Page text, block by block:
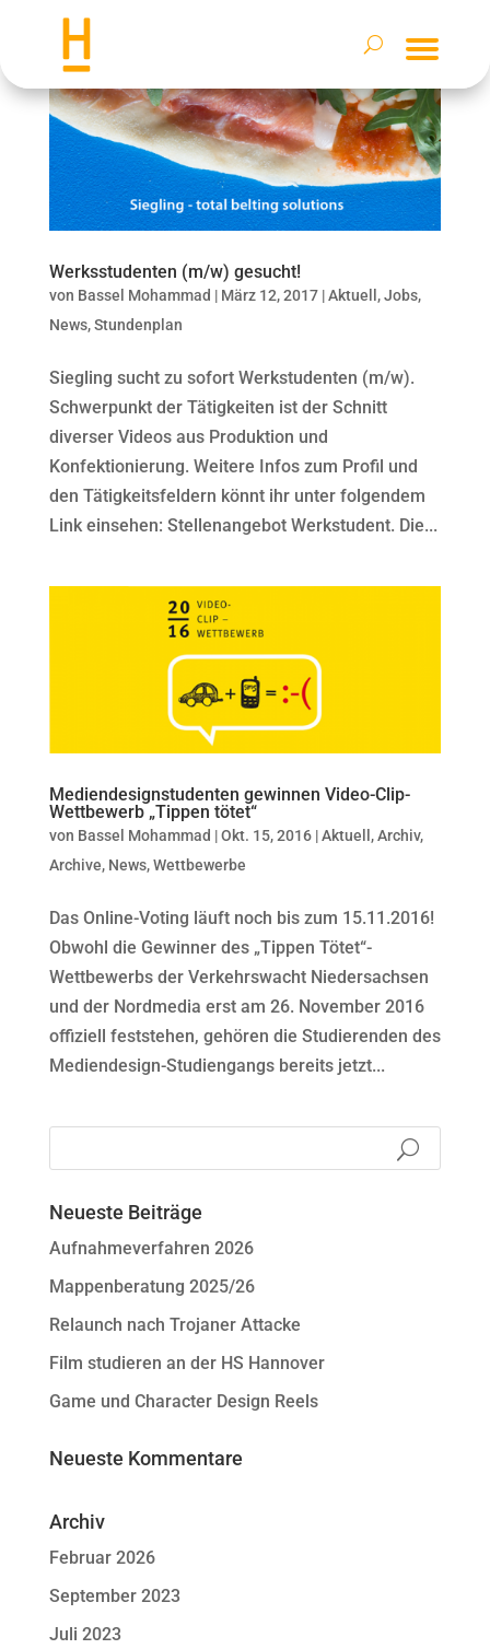
Werksstudenten (m/w) gesucht!
von Bassel Mohammad | März 12, 2017|Aktuell ,Jobs,
News,Stundenplan
Siegling sucht zu sofort Werkstudenten (m/w).
Schwerpunkt der Tätigkeiten ist der Schnitt
diverser Videos aus Produktion und
Konfektionierung. Weitere Infos zum Profil und
den Tätigkeitsfeldern könnt ihr unter folgendem
Link einsehen: Stellenangebot Werkstudent. Die...
Mediendesignstudenten gewinnen Video-Clip-
Wettbewerb „Tippen tötet“
von Bassel Mohammad |Okt. 15, 2016|Aktuell ,Archiv,
Archive, News,Wettbewerbe
Das Online-Voting läuft noch bis zum 15.11.2016!
Obwohl die Gewinner des „Tippen Tötet“-
Wettbewerbs der Verkehrswacht Niedersachsen
und der Nordmedia erst am 26. November 2016
offiziell feststehen, gehören die Studierenden des
Mediendesign-Studiengangs bereits jetzt...
Neueste Beiträge
Aufnahmeverfahren 2026
Mappenberatung 2025/26
Relaunch nach Trojaner Attacke
Film studieren an der HS Hannover
Game und Character Design Reels
Neueste Kommentare
Archiv
Februar 2026
September 2023
Juli 2023